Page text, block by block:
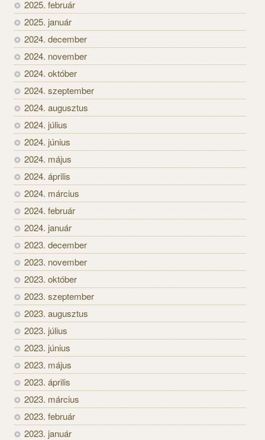
2025. február
2025. január
2024. december
2024. november
2024. október
2024. szeptember
2024. augusztus
2024. július
2024. június
2024. május
2024. április
2024. március
2024. február
2024. január
2023. december
2023. november
2023. október
2023. szeptember
2023. augusztus
2023. július
2023. június
2023. május
2023. április
2023. március
2023. február
2023. január